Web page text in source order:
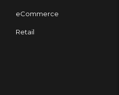
eCommerce
Retail